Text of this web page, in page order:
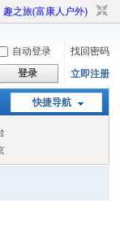
趣之旅(富康人户外)
自动登录
找回密码
登录 立即注册
快捷导航